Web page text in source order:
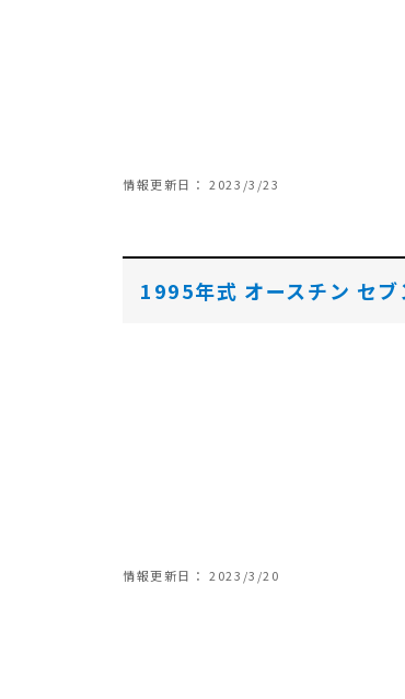
情報更新日： 2023/3/23
1995年式 オースチン セブ
情報更新日： 2023/3/20